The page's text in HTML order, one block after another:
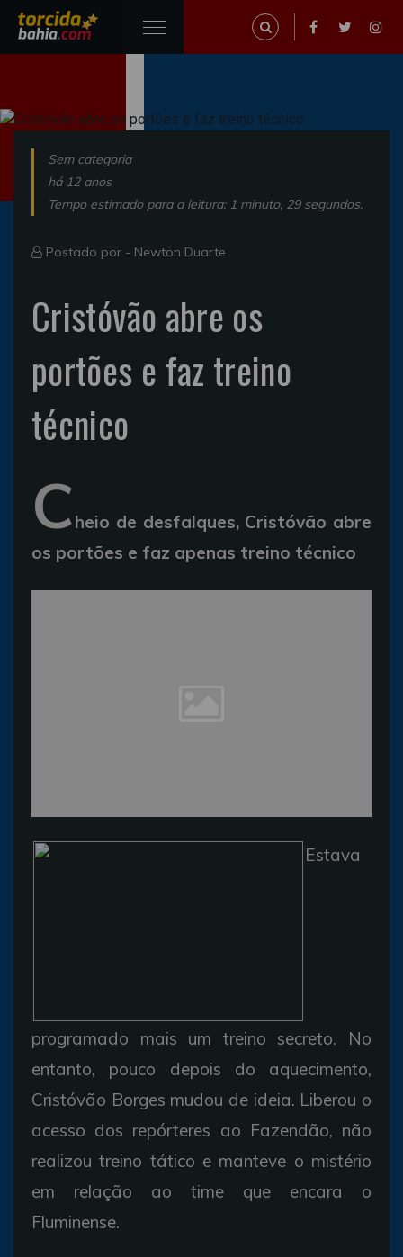
Sem categoria
há 12 anos
Tempo estimado para a leitura: 1 minuto, 29 segundos.
Postado por - Newton Duarte
Cristóvão abre os
portões e faz treino
técnico
Cheio de desfalques, Cristóvão abre
os portões e faz apenas treino técnico
Estava
programado mais um treino secreto. No
entanto, pouco depois do aquecimento,
Cristóvão Borges mudou de ideia. Liberou o
acesso dos repórteres ao Fazendão, não
realizou treino tático e manteve o mistério
em relação ao time que encara o
Fluminense.